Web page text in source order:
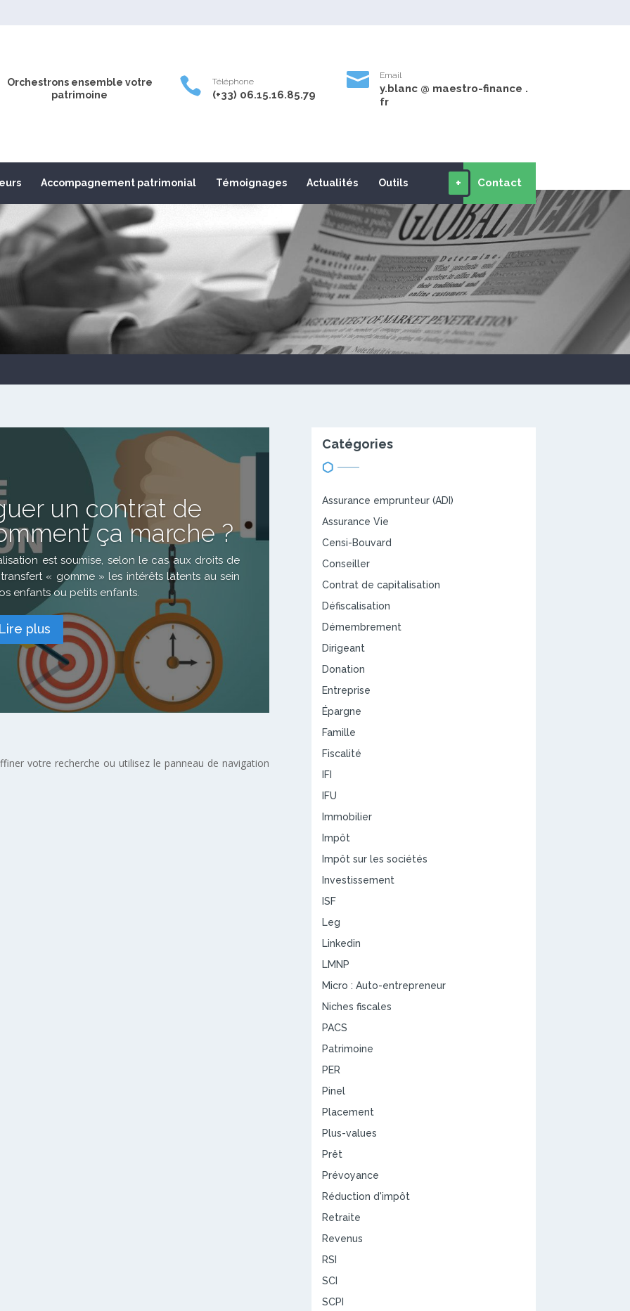
Orchestrons ensemble votre
patrimoine
 Téléphone
(+33) 06.15.16.85.79
 Email
y.blanc @ maestro-finance .
fr
Accompagnement patrimonial Témoignages Actualités Outils + Contact
un contrat de
ça marche ?
est soumise, selon le cas aux droits de
« gomme » les intérêts latents au sein
enfants ou petits enfants.
plus
votre recherche ou utilisez le panneau de navigation
Catégories
Assurance emprunteur (ADI)
Assurance Vie
Censi-Bouvard
Conseiller
Contrat de capitalisation
Défiscalisation
Démembrement
Dirigeant
Donation
Entreprise
Épargne
Famille
Fiscalité
IFI
IFU
Immobilier
Impôt
Impôt sur les sociétés
Investissement
ISF
Leg
Linkedin
LMNP
Micro : Auto-entrepreneur
Niches fiscales
PACS
Patrimoine
PER
Pinel
Placement
Plus-values
Prêt
Prévoyance
Réduction d'impôt
Retraite
Revenus
RSI
SCI
SCPI